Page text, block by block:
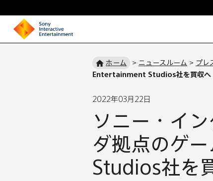
ホーム > ニュースルーム > プレ
Entertainment Studios社を買収へ
ソニー・イ
ダ拠点のゲ
Studios社を
2022年03月22日